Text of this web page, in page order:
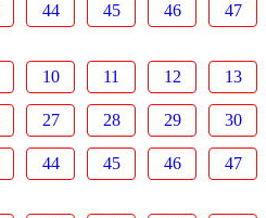
44 45 46 47
10 11 12 13
27 28 29 30
44 45 46 47